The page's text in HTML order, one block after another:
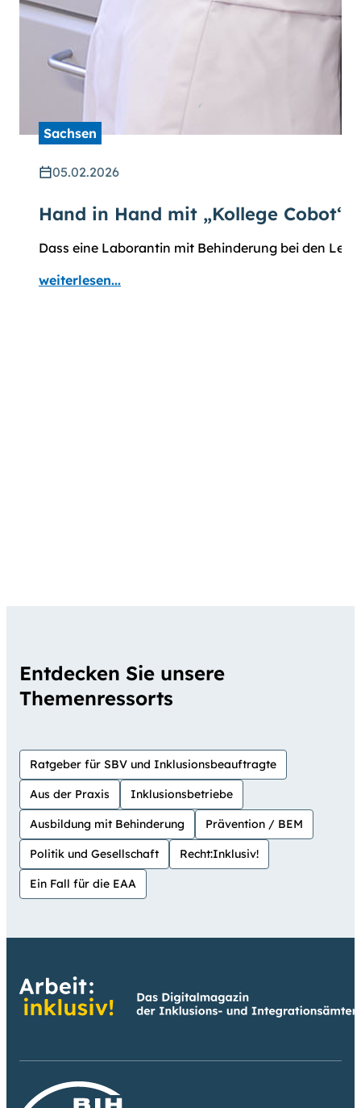
Sachsen
05.02.2026
Hand in Hand mit „Kollege Cobot“
Dass eine Laborantin mit Behinderung bei den
weiterlesen...
Entdecken Sie unsere
Themenressorts
Ratgeber für SBV und Inklusionsbeauftragte
Aus der Praxis Inklusionsbetriebe
Ausbildung mit Behinderung Prävention / BEM
Politik und Gesellschaft Recht:Inklusiv!
Ein Fall für die EAA